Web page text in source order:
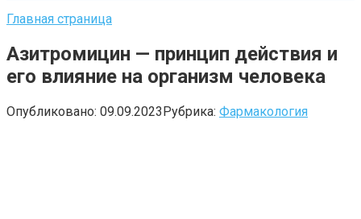
Главная страница
Азитромицин — принцип действия и
его влияние на организм человека
Опубликовано: 09.09.2023Рубрика: Фармакология